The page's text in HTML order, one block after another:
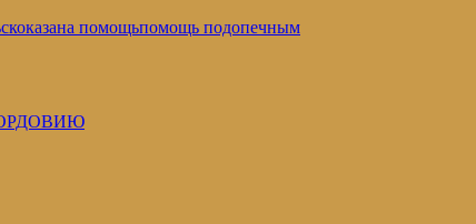
оказана помощьпомощь подопечным